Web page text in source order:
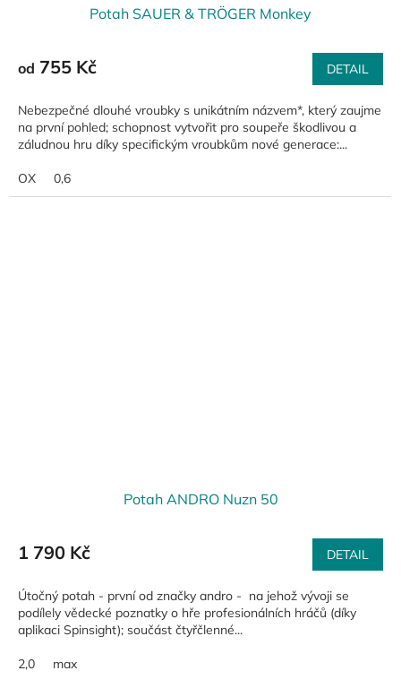
Potah SAUER & TRÖGER Monkey
od 755 Kč DETAIL
Nebezpečné dlouhé vroubky s unikátním názvem*, který zaujme
na první pohled; schopnost vytvořit pro soupeře škodlivou a
záludnou hru díky specifickým vroubkům nové generace:...
OX 0,6
Potah ANDRO Nuzn 50
1 790 Kč DETAIL
Útočný potah - první od značky andro - na jehož vývoji se
podílely vědecké poznatky o hře profesionálních hráčů (díky
aplikaci Spinsight); součást čtyřčlenné...
2,0 max